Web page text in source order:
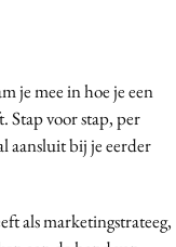
je mee in hoe je een
Stap voor stap, per
aansluit bij je eerder
als marketingstrateeg,